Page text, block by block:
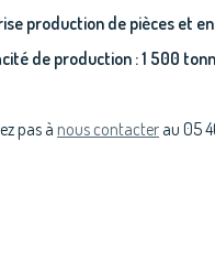
production de pièces et
de production : 1 500
pas à nous contacter au 05